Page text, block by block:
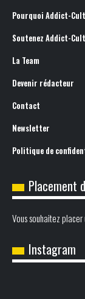
Pourquoi Addict-
Soutenez Addict-
La Team
Devenir rédacteur
Contact
Newsletter
Politique de
Placement
Vous souhaitez
Instagram